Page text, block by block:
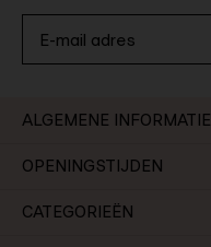
ALGEMENE INFORMATIE
OPENINGSTIJDEN
CATEGORIEËN